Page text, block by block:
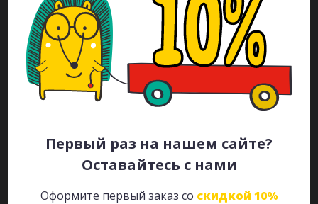
Первый раз на нашем сайте?
Оставайтесь с нами
Оформите первый заказ со скидкой 10%
Раскраски
Рекламодателям
Каталог
Будьте всегда в курсе!